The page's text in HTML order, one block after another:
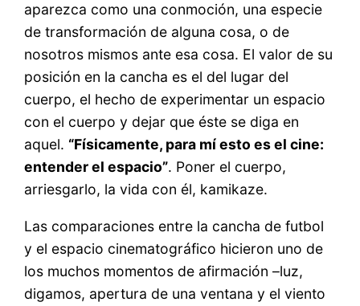
aparezca como una conmoción, una especie
de transformación de alguna cosa, o de
nosotros mismos ante esa cosa. El valor de su
posición en la cancha es el del lugar del
cuerpo, el hecho de experimentar un espacio
con el cuerpo y dejar que éste se diga en
aquel. “Físicamente, para mí esto es el cine:
entender el espacio”. Poner el cuerpo,
arriesgarlo, la vida con él, kamikaze.
Las comparaciones entre la cancha de futbol
y el espacio cinematográfico hicieron uno de
los muchos momentos de afirmación –luz,
digamos, apertura de una ventana y el viento